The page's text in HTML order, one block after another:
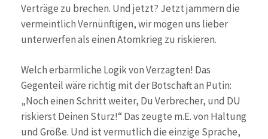
Verträge zu brechen. Und jetzt? Jetzt jammern die
vermeintlich Vernünftigen, wir mögen uns lieber
unterwerfen als einen Atomkrieg zu riskieren.
Welch erbärmliche Logik von Verzagten! Das
Gegenteil wäre richtig mit der Botschaft an Putin:
„Noch einen Schritt weiter, Du Verbrecher, und DU
riskierst Deinen Sturz!“ Das zeugte m.E. von Haltung
und Größe. Und ist vermutlich die einzige Sprache,